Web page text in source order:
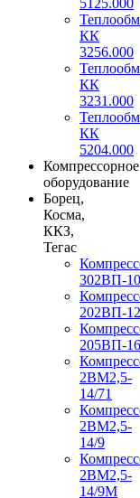
КК
3256.000
КК
3231.000
КК
5204.000
Компрессорное
оборудование
Борец,
Косма,
ККЗ,
Тегас
302ВП-
202ВП-
205ВП-
2ВМ2,5-
14/71
2ВМ2,5-
14/9
2ВМ2,5-
14/9М